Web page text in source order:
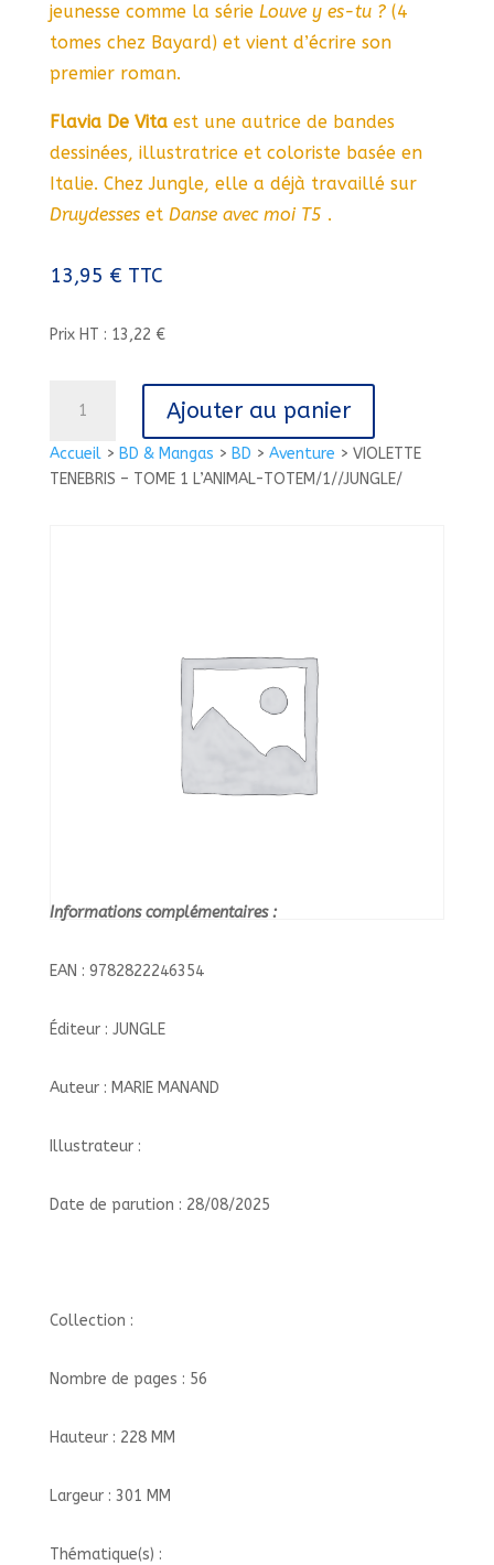
Accueil> BD & Mangas > BD > Aventure > VIOLETTE
TENEBRIS – TOME 1 L’ANIMAL-TOTEM/1//JUNGLE/
jeunesse comme la série Louve y es-tu ?(4
tomes chez Bayard) et vient d’écrire son
premier roman.
Flavia De Vitaest une autrice de bandes
dessinées, illustratrice et coloriste basée en
Italie. Chez Jungle, elle a déjà travaillé sur
Druydesses et Danse avec moi T5 .
13,95 € TTC
Prix HT : 13,22 €
VIOLETTE
TENEBRIS
Ajouter au panier
Informations complémentaires :
EAN : 9782822246354
Éditeur : JUNGLE
Auteur : MARIE MANAND
Illustrateur :
Date de parution : 28/08/2025
Collection :
Nombre de pages : 56
Hauteur : 228 MM
Largeur : 301 MM
Thématique(s) :